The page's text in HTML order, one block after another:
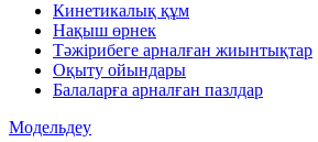
Кинетикалық құм
Нақыш өрнек
Тәжірибеге арналған жиынтықтар
Оқыту ойындары
Балаларға арналған пазлдар
Модельдеу